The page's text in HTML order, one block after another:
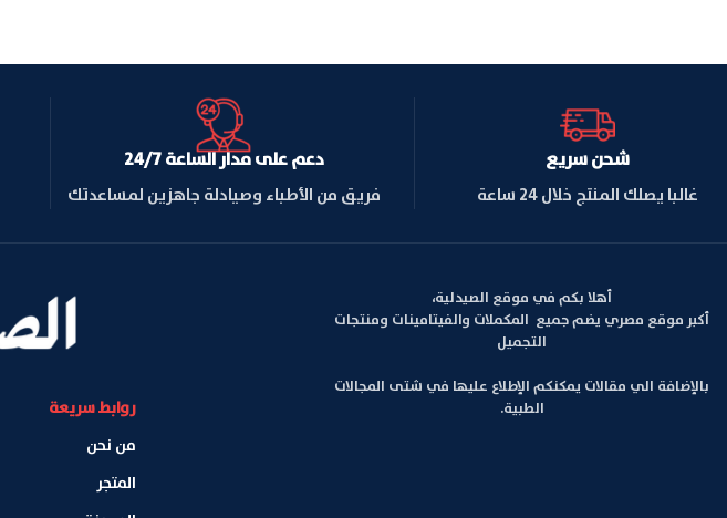
شحن سريع
غالبا يصلك المنتج خلال 24 ساعة
دعم على مدار الساعة 24/7
فريق من الأطباء وصيادلة جاهزين لمساعدتك
أهلا بكم في موقع الصيدلية،
أكبر موقع مصري يضم جميع المكملات والفيتامينات ومنتجات
التجميل
بالإضافة الي مقالات يمكنكم الإطلاع عليها في شتى المجالات
الطبية.
روابط سريعة
من نحن
المتجر